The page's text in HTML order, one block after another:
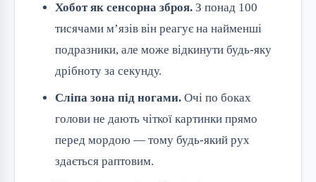
Хобот як сенсорна зброя. З понад 100
тисячами м’язів він реагує на найменші
подразники, але може відкинути будь-яку
дрібноту за секунду.
Сліпа зона під ногами. Очі по боках
голови не дають чіткої картинки прямо
перед мордою — тому будь-який рух
здається раптовим.